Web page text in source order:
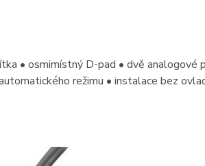
• osmimístný D-pad • dvě analogové
režimu • instalace bez